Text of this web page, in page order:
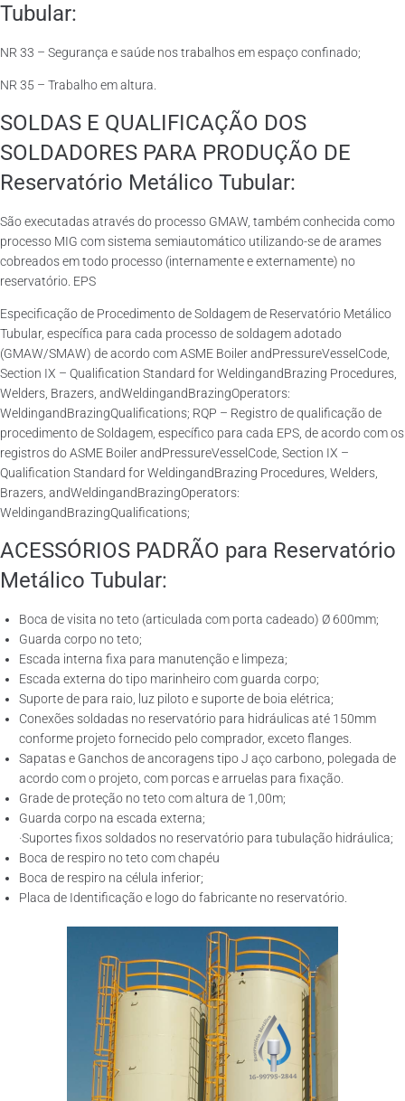
Tubular:
NR 33 – Segurança e saúde nos trabalhos em espaço confinado;
NR 35 – Trabalho em altura.
SOLDAS E QUALIFICAÇÃO DOS
SOLDADORES PARA PRODUÇÃO DE
Reservatório Metálico Tubular:
São executadas através do processo GMAW, também conhecida como
processo MIG com sistema semiautomático utilizando-se de arames
cobreados em todo processo (internamente e externamente) no
reservatório. EPS
Especificação de Procedimento de Soldagem de Reservatório Metálico
Tubular, específica para cada processo de soldagem adotado
(GMAW/SMAW) de acordo com ASME Boiler andPressureVesselCode,
Section IX – Qualification Standard for WeldingandBrazing Procedures,
Welders, Brazers, andWeldingandBrazingOperators:
WeldingandBrazingQualifications; RQP – Registro de qualificação de
procedimento de Soldagem, específico para cada EPS, de acordo com os
registros do ASME Boiler andPressureVesselCode, Section IX –
Qualification Standard for WeldingandBrazing Procedures, Welders,
Brazers, andWeldingandBrazingOperators:
WeldingandBrazingQualifications;
ACESSÓRIOS PADRÃO para Reservatório
Metálico Tubular:
Boca de visita no teto (articulada com porta cadeado) Ø 600mm;
Guarda corpo no teto;
Escada interna fixa para manutenção e limpeza;
Escada externa do tipo marinheiro com guarda corpo;
Suporte de para raio, luz piloto e suporte de boia elétrica;
Conexões soldadas no reservatório para hidráulicas até 150mm
conforme projeto fornecido pelo comprador, exceto flanges.
Sapatas e Ganchos de ancoragens tipo J aço carbono, polegada de
acordo com o projeto, com porcas e arruelas para fixação.
Grade de proteção no teto com altura de 1,00m;
Guarda corpo na escada externa;
·Suportes fixos soldados no reservatório para tubulação hidráulica;
Boca de respiro no teto com chapéu
Boca de respiro na célula inferior;
Placa de Identificação e logo do fabricante no reservatório.